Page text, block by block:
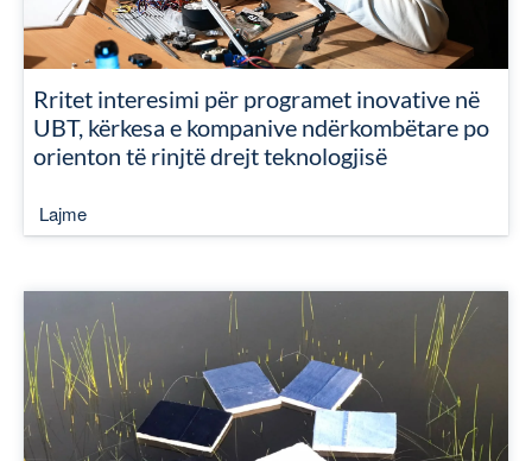
Rritet interesimi për programet inovative në
UBT, kërkesa e kompanive ndërkombëtare po
orienton të rinjtë drejt teknologjisë
Lajme